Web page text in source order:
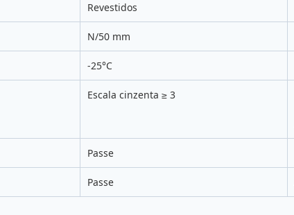
Revestidos
N/50 mm
-25°C
Escala cinzenta ≥ 3
Passe
Passe